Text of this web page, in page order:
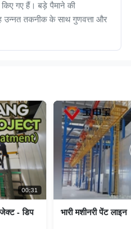
गए हैं। बड़े पैमाने की
उन्नत तकनीक के साथ गुणवत्ता और
00:31
- डिप
भारी मशीनरी पेंट लाइन